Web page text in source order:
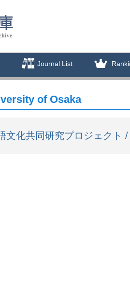
Journal List
of Osaka
文化共同研究プロジェクト